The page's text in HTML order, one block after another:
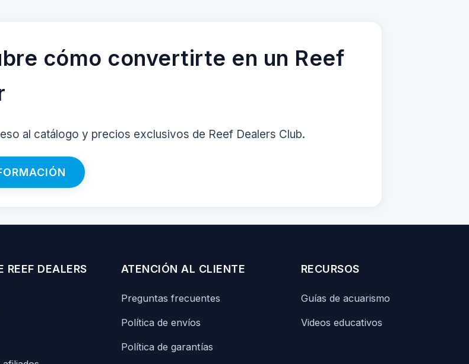
cómo convertirte en un Reef
al catálogo y precios exclusivos de Reef Dealers Club.
REEF DEALERS
ATENCIÓN AL CLIENTE
Preguntas frecuentes
Política de envíos
Política de garantías
RECURSOS
Guías de acuarismo
Videos educativos